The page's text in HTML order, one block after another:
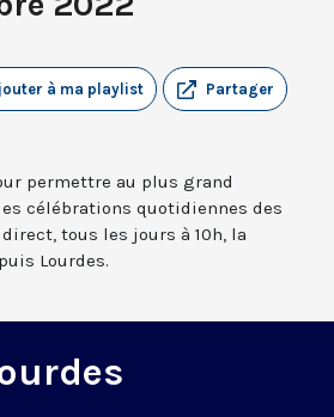
Partager
à ma playlist
permettre au plus grand
célébrations quotidiennes des
tous les jours à 10h, la
Lourdes.